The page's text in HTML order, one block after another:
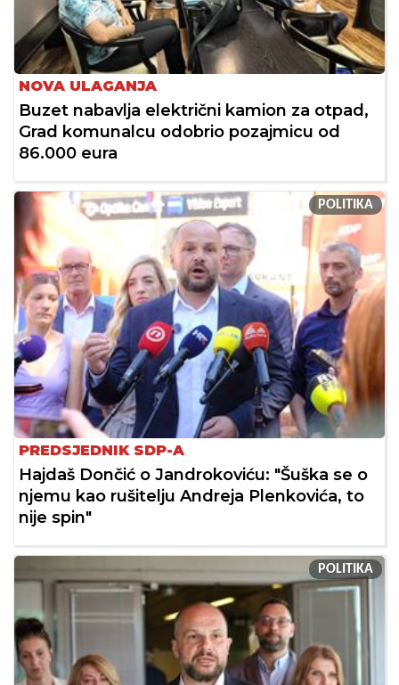
NOVA ULAGANJA
Buzet nabavlja električni kamion za otpad,
Grad komunalcu odobrio pozajmicu od
86.000 eura
POLITIKA
PREDSJEDNIK SDP-A
Hajdaš Dončić o Jandrokoviću: "Šuška se o
njemu kao rušitelju Andreja Plenkovića, to
nije spin"
POLITIKA